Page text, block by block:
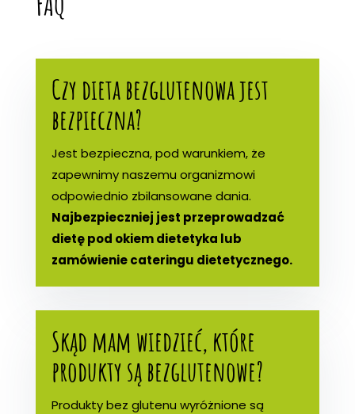
Czy dieta bezglutenowa jest
bezpieczna?
Jest bezpieczna, pod warunkiem, że
zapewnimy naszemu organizmowi
odpowiednio zbilansowane dania.
Najbezpieczniej jest przeprowadzać
dietę pod okiem dietetyka lub
zamówienie cateringu dietetycznego.
Skąd mam wiedzieć, które
produkty są bezglutenowe?
Produkty bez glutenu wyróżnione są